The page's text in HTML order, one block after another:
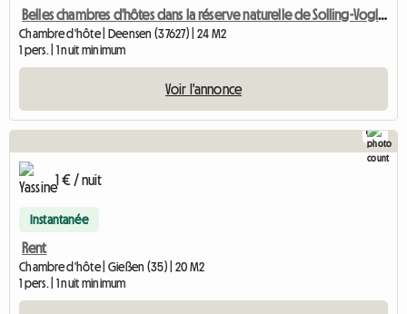
Belles chambres d'hôtes dans la réserve naturelle de Solling-Vogler
Chambre d'hôte | Deensen (37627) | 24 M2
1 pers. | 1 nuit minimum
Voir l'annonce
1
1 € / nuit
Instantanée
Rent
Chambre d'hôte | Gießen (35) | 20 M2
1 pers. | 1 nuit minimum